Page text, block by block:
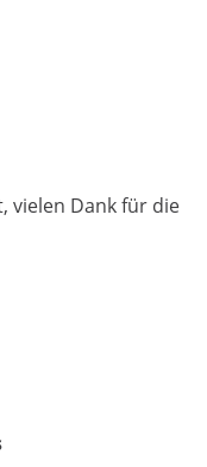
vielen Dank für die